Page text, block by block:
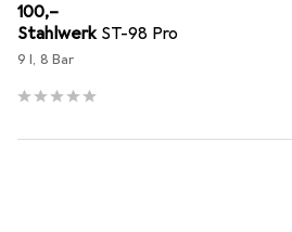
EUR
100,–
Stahlwerk ST-98 Pro
9 l, 8 Bar